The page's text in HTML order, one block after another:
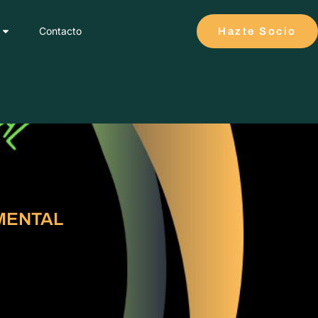
Contacto Hazte Socio